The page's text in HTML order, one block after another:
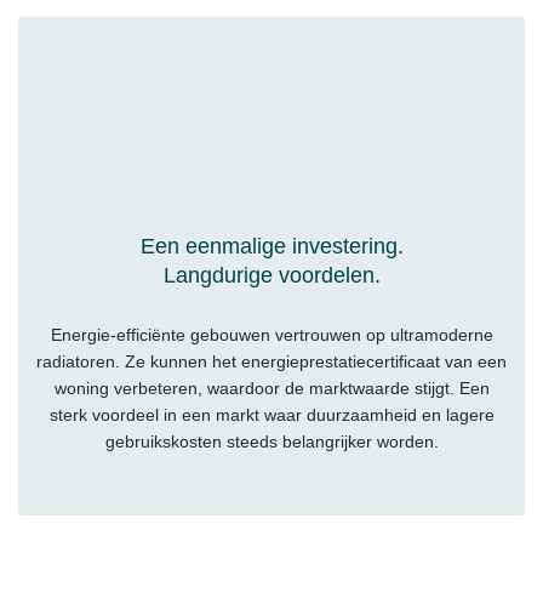
Een eenmalige investering.
Langdurige voordelen.
Energie-efficiënte gebouwen vertrouwen op ultramoderne
radiatoren. Ze kunnen het energieprestatiecertificaat van een
woning verbeteren, waardoor de marktwaarde stijgt. Een
sterk voordeel in een markt waar duurzaamheid en lagere
gebruikskosten steeds belangrijker worden.